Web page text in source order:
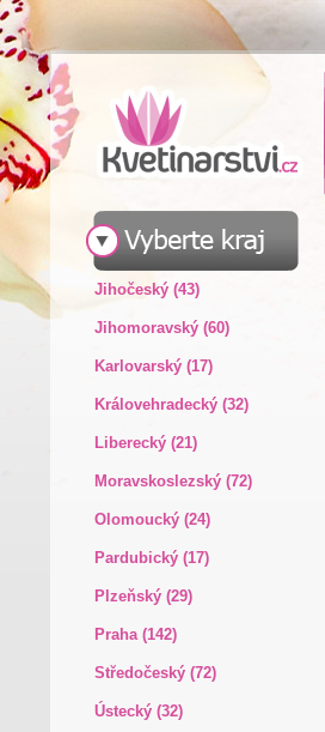
Jihočeský (43)
Jihomoravský (60)
Karlovarský (17)
Královehradecký (32)
Liberecký (21)
Moravskoslezský (72)
Olomoucký (24)
Pardubický (17)
Plzeňský (29)
Praha (142)
Středočeský (72)
Ústecký (32)